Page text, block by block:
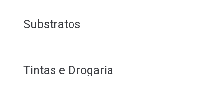
Substratos
Tintas e Drogaria